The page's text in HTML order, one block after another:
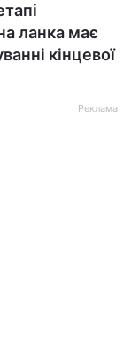
ланка має
кінцевої
Реклама